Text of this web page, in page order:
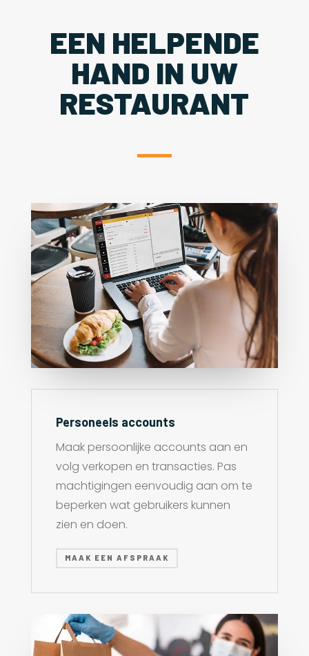
EEN HELPENDE
HAND IN UW
RESTAURANT
Personeels accounts
Maak persoonlijke accounts aan en
volg verkopen en transacties. Pas
machtigingen eenvoudig aan om te
beperken wat gebruikers kunnen
zien en doen.
MAAK EEN AFSPRAAK